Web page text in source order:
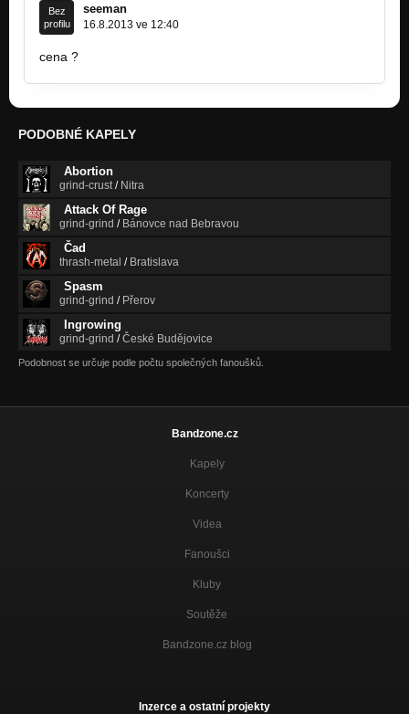
Bez
profilu
seeman
16.8.2013 ve 12:40
cena ?
PODOBNÉ KAPELY
Abortion
grind-crust / Nitra
Attack Of Rage
grind-grind / Bánovce nad Bebravou
Čad
thrash-metal / Bratislava
Spasm
grind-grind / Přerov
Ingrowing
grind-grind /České Budějovice
Podobnost se určuje podle počtu společných fanoušků.
Bandzone.cz
Kapely
Koncerty
Videa
Fanoušci
Kluby
Soutěže
Bandzone.cz blog
Inzerce a ostatní projekty